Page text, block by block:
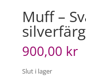
Muff –
900,00 kr
Slut i lager